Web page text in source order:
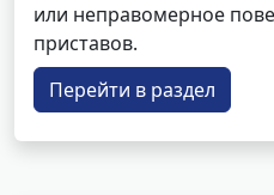
или неправомерное
приставов.
Перейти в раздел